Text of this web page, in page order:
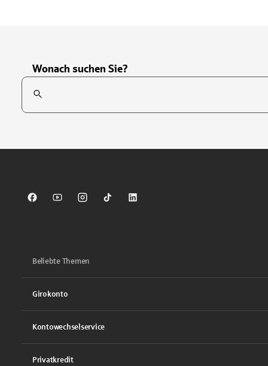
Wonach suchen Sie?
Suchfeld
Sparkasse auf Facebook
Sparkasse auf Youtube
Sparkasse auf Instagram
Sparkasse auf TikTok
Sparkasse auf LinkedIn
Beliebte Themen
Girokonto
Kontowechselservice
Privatkredit